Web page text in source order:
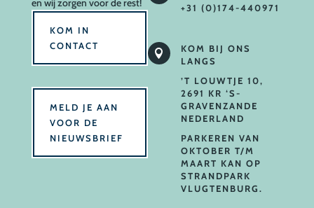
en wij zorgen voor de rest!
KOM IN
CONTACT
MELD JE AAN
VOOR DE
NIEUWSBRIEF
+31 (0)174-440971

KOM BIJ ONS
LANGS
’T LOUWTJE 10,
2691 KR ‘S-
GRAVENZANDE
NEDERLAND
PARKEREN VAN
OKTOBER T/M
MAART KAN OP
STRANDPARK
VLUGTENBURG.